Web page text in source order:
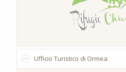
Ufficio Turistico di Ormea